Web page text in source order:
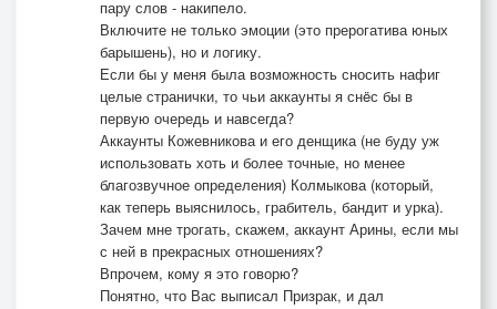
пару слов - накипело.
Включите не только эмоции (это прерогатива юных
барышень), но и логику.
Если бы у меня была возможность сносить нафиг
целые странички, то чьи аккаунты я снëс бы в
первую очередь и навсегда?
Аккаунты Кожевникова и его денщика (не буду уж
использовать хоть и более точные, но менее
благозвучное определения) Колмыкова (который,
как теперь выяснилось, грабитель, бандит и урка).
Зачем мне трогать, скажем, аккаунт Арины, если мы
с ней в прекрасных отношениях?
Впрочем, кому я это говорю?
Понятно, что Вас выписал Призрак, и дал